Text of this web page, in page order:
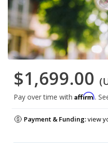
$1,699.00
Pay over time with Affirm.
Payment & Funding:view